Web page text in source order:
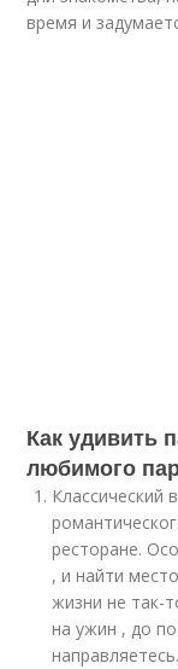
вpeмя и
Как удивить
любимого
Классический
ресторане.
, и найти
жизни не так-
на ужин , до